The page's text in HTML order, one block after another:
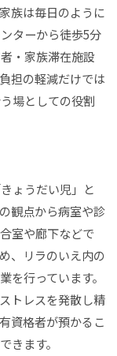
族は毎日のように
ターから徒歩5分
・家族滞在施設
担の軽減だけでは
場としての役割
ょうだい児」と
観点から病室や診
室や廊下などで
、リラのいえ内の
を行っています。
トレスを発散し精
資格者が預かるこ
きます。